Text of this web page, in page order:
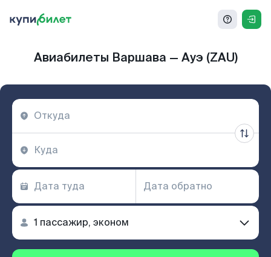
Авиабилеты Варшава — Ауэ (ZAU)